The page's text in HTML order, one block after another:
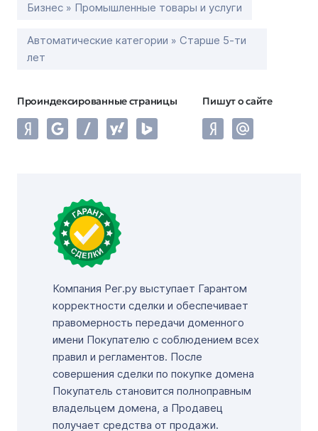
Бизнес » Промышленные товары и услуги
Автоматические категории » Старше 5-ти
лет
Проиндексированные страницы Пишут о сайте
Компания Рег.ру выступает Гарантом
корректности сделки и обеспечивает
правомерность передачи доменного
имени Покупателю с соблюдением всех
правил и регламентов. После
совершения сделки по покупке домена
Покупатель становится полноправным
владельцем домена, а Продавец
получает средства от продажи.